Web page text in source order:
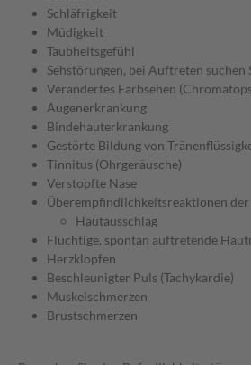
Schläfrigkeit
Müdigkeit
Taubheitsgefühl
Sehstörungen, bei Auftreten
Verändertes Farbsehen
Augenerkrankung
Bindehauterkrankung
Gestörte Bildung von
Tinnitus (Ohrgeräusche)
Verstopfte Nase
Überempfindlichkeitsreaktionen
Hautausschlag
Flüchtige, spontan auftretende
Herzklopfen
Beschleunigter Puls (Tachykardie)
Muskelschmerzen
Brustschmerzen